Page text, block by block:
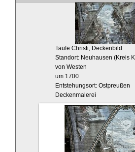
Taufe Christi, Deckenbild
Standort: Neuhausen (Kreis
von Westen
um 1700
Entstehungsort: Ostpreußen
Deckenmalerei